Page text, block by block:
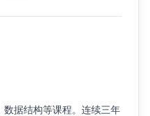
据结构等课程。连续三年